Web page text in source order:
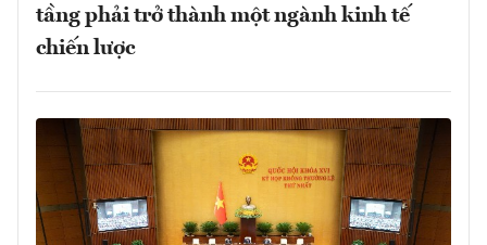
tầng phải trở thành một ngành kinh tế
chiến lược